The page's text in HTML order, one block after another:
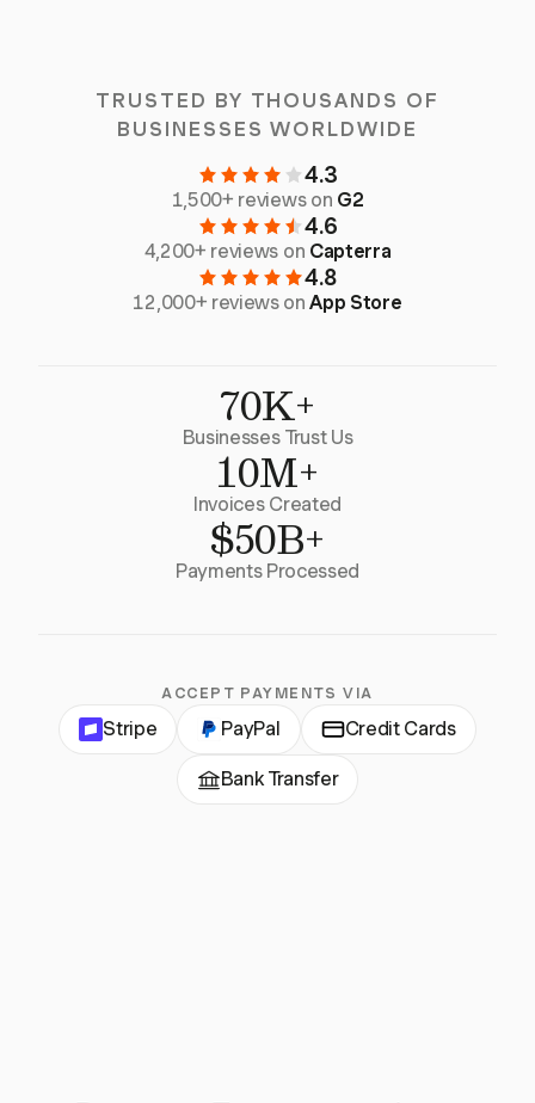
TRUSTED BY THOUSANDS OF
BUSINESSES WORLDWIDE
4.3
1,500+ reviews on G2
4.6
4,200+ reviews on Capterra
4.8
12,000+ reviews onApp Store
70K+
Businesses Trust Us
10M+
Invoices Created
$50B+
Payments Processed
ACCEPT PAYMENTS VIA
Stripe PayPal Credit Cards
Bank Transfer